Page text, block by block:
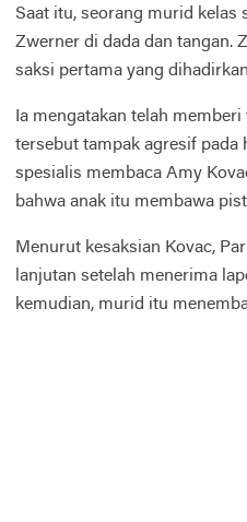
Saat itu, seorang murid kelas
Zwerner di dada dan tangan.
saksi pertama yang
Ia mengatakan telah
tersebut tampak agresif pada
spesialis membaca Amy
bahwa anak itu membawa
Menurut kesaksian Kovac,
lanjutan setelah menerima
kemudian, murid itu